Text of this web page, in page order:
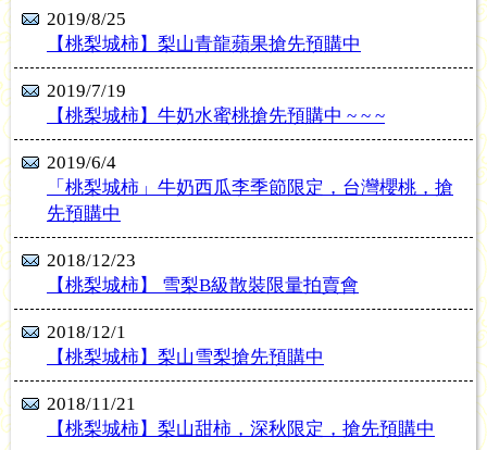
2019/8/25
【桃梨城柿】梨山青龍蘋果搶先預購中
2019/7/19
【桃梨城柿】牛奶水蜜桃搶先預購中 ~ ~ ~
2019/6/4
「桃梨城柿」牛奶西瓜李季節限定，台灣櫻桃，搶
先預購中
2018/12/23
【桃梨城柿】 雪梨B級散裝限量拍賣會
2018/12/1
【桃梨城柿】梨山雪梨搶先預購中
2018/11/21
【桃梨城柿】梨山甜柿，深秋限定，搶先預購中